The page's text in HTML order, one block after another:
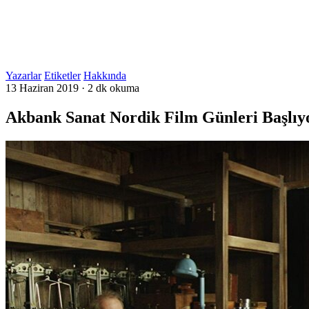
Yazarlar Etiketler Hakkında
13 Haziran 2019 · 2 dk okuma
Akbank Sanat Nordik Film Günleri